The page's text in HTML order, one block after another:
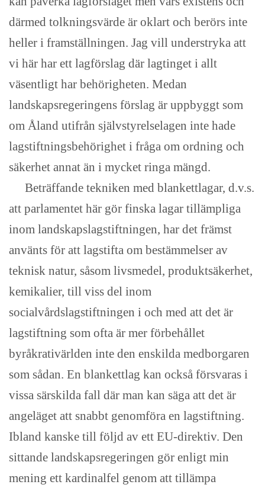
därmed tolkningsvärde är oklart och berörs inte
heller i framställningen. Jag vill understryka att
vi här har ett lagförslag där lagtinget i allt
väsentligt har behörigheten. Medan
landskapsregeringens förslag är uppbyggt som
om Åland utifrån självstyrelselagen inte hade
lagstiftningsbehörighet i fråga om ordning och
säkerhet annat än i mycket ringa mängd.
Beträffande tekniken med blankettlagar, d.v.s.
att parlamentet här gör finska lagar tillämpliga
inom landskapslagstiftningen, har det främst
använts för att lagstifta om bestämmelser av
teknisk natur, såsom livsmedel, produktsäkerhet,
kemikalier, till viss del inom
socialvårdslagstiftningen i och med att det är
lagstiftning som ofta är mer förbehållet
byråkrativärlden inte den enskilda medborgaren
som sådan. En blankettlag kan också försvaras i
vissa särskilda fall där man kan säga att det är
angeläget att snabbt genomföra en lagstiftning.
Ibland kanske till följd av ett EU-direktiv. Den
sittande landskapsregeringen gör enligt min
mening ett kardinalfel genom att tillämpa